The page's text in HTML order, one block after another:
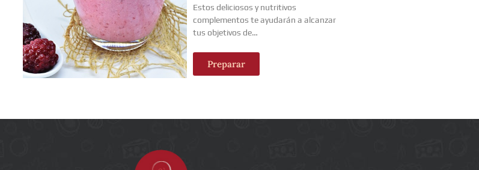
Estos deliciosos y nutritivos
complementos te ayudarán a alcanzar
tus objetivos de…
Preparar